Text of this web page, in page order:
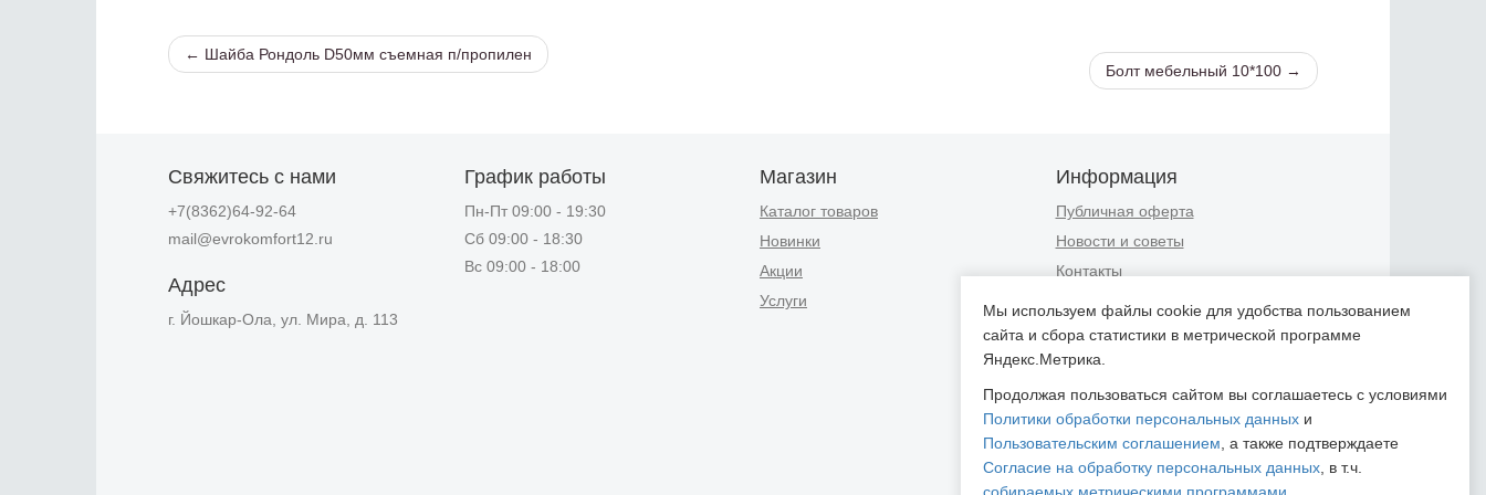
← Шайба Рондоль D50мм съемная п/пропилен
Болт мебельный 10*100 →
Свяжитесь с нами
+7(8362)64-92-64
mail@evrokomfort12.ru
Адрес
г. Йошкар-Ола, ул. Мира, д. 113
График работы
Пн-Пт 09:00 - 19:30
Сб 09:00 - 18:30
Вс 09:00 - 18:00
Магазин
Каталог товаров
Новинки
Акции
Услуги
Информация
Публичная оферта
Новости и советы
Контакты
персональных данных
Пользовательское соглашение
Согласие на обработку
персональных данных,
собираемых метрическими
Мы используем файлы cookie для удобства пользованием
сайта и сбора статистики в метрической программе
Яндекс.Метрика.
Продолжая пользоваться сайтом вы соглашаетесь с условиями
Политики обработки персональных данных и
Пользовательским соглашением , а также подтверждаете
Согласие на обработку персональных данных , в т.ч.